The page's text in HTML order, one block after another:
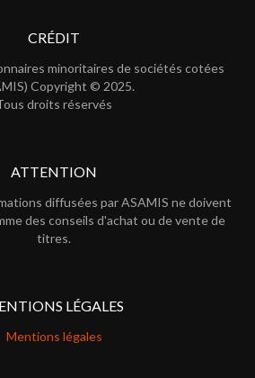
CRÉDIT
minoritaires de sociétés cotées
Copyright © 2025.
droits réservés
ATTENTION
diffusées par ASAMIS ne doivent
des conseils d'achat ou de vente de
titres.
LÉGALES
Mentions légales